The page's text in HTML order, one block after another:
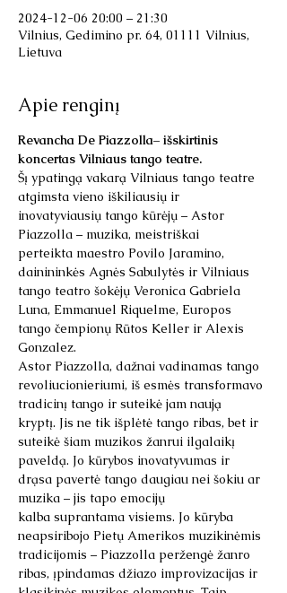
2024-12-06 20:00 – 21:30
Vilnius, Gedimino pr. 64, 01111 Vilnius,
Lietuva
Apie renginį
Revancha De Piazzolla– išskirtinis
koncertas Vilniaus tango teatre.
Šį ypatingą vakarą Vilniaus tango teatre
atgimsta vieno iškiliausių ir
inovatyviausių tango kūrėjų – Astor
Piazzolla – muzika, meistriškai
perteikta maestro Povilo Jaramino,
dainininkės Agnės Sabulytės ir Vilniaus
tango teatro šokėjų Veronica Gabriela
Luna, Emmanuel Riquelme, Europos
tango čempionų Rūtos Keller ir Alexis
Gonzalez.
Astor Piazzolla, dažnai vadinamas tango
revoliucionieriumi, iš esmės transformavo
tradicinį tango ir suteikė jam naują
kryptį. Jis ne tik išplėtė tango ribas, bet ir
suteikė šiam muzikos žanrui ilgalaikį
paveldą. Jo kūrybos inovatyvumas ir
drąsa pavertė tango daugiau nei šokiu ar
muzika – jis tapo emocijų
kalba suprantama visiems. Jo kūryba
neapsiribojo Pietų Amerikos muzikinėmis
tradicijomis – Piazzolla peržengė žanro
ribas, įpindamas džiazo improvizacijas ir